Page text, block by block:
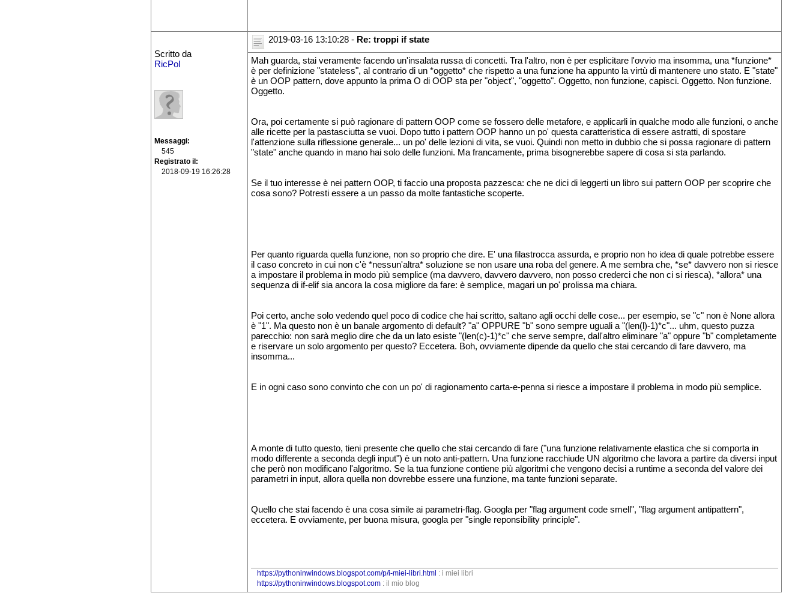
Scritto da
RicPol
Messaggi
545
Registrato il
2018-09-19 16:26:28
2019-03-16 13:10:28 - Re: troppi if state
Mah guarda, stai veramente facendo un'insalata russa di concetti. Tra l'altro, non è per esplicitare l'ovvio ma insomma, una *funzione*
è per definizione "stateless", al contrario di un *oggetto* che rispetto a una funzione ha appunto la virtù di mantenere uno stato. E "state"
è un OOP pattern, dove appunto la prima O di OOP sta per "object", "oggetto". Oggetto, non funzione, capisci. Oggetto. Non funzione.
Oggetto.
Ora, poi certamente si può ragionare di pattern OOP come se fossero delle metafore, e applicarli in qualche modo alle funzioni, o anche
alle ricette per la pastasciutta se vuoi. Dopo tutto i pattern OOP hanno un po' questa caratteristica di essere astratti, di spostare
l'attenzione sulla riflessione generale... un po' delle lezioni di vita, se vuoi. Quindi non metto in dubbio che si possa ragionare di pattern
"state" anche quando in mano hai solo delle funzioni. Ma francamente, prima bisognerebbe sapere di cosa si sta parlando.
Se il tuo interesse è nei pattern OOP, ti faccio una proposta pazzesca: che ne dici di leggerti un libro sui pattern OOP per scoprire che
cosa sono? Potresti essere a un passo da molte fantastiche scoperte.
Per quanto riguarda quella funzione, non so proprio che dire. E' una filastrocca assurda, e proprio non ho idea di quale potrebbe essere
il caso concreto in cui non c'è *nessun'altra* soluzione se non usare una roba del genere. A me sembra che, *se* davvero non si riesce
a impostare il problema in modo più semplice (ma davvero, davvero davvero, non posso crederci che non ci si riesca), *allora* una
sequenza di if-elif sia ancora la cosa migliore da fare: è semplice, magari un po' prolissa ma chiara.
Poi certo, anche solo vedendo quel poco di codice che hai scritto, saltano agli occhi delle cose... per esempio, se "c" non è None allora
è "1". Ma questo non è un banale argomento di default? "a" OPPURE "b" sono sempre uguali a "(len(l)-1)*c"... uhm, questo puzza
parecchio: non sarà meglio dire che da un lato esiste "(len(c)-1)*c" che serve sempre, dall'altro eliminare "a" oppure "b" completamente
e riservare un solo argomento per questo? Eccetera. Boh, ovviamente dipende da quello che stai cercando di fare davvero, ma
insomma...
E in ogni caso sono convinto che con un po' di ragionamento carta-e-penna si riesce a impostare il problema in modo più semplice.
A monte di tutto questo, tieni presente che quello che stai cercando di fare ("una funzione relativamente elastica che si comporta in
modo differente a seconda degli input") è un noto anti-pattern. Una funzione racchiude UN algoritmo che lavora a partire da diversi input
che però non modificano l'algoritmo. Se la tua funzione contiene più algoritmi che vengono decisi a runtime a seconda del valore dei
parametri in input, allora quella non dovrebbe essere una funzione, ma tante funzioni separate.
Quello che stai facendo è una cosa simile ai parametri-flag. Googla per "flag argument code smell", "flag argument antipattern",
eccetera. E ovviamente, per buona misura, googla per "single reponsibility principle".
https://pythoninwindows.blogspot.com/p/i-miei-libri.html : i miei libri
https://pythoninwindows.blogspot.com: il mio blog